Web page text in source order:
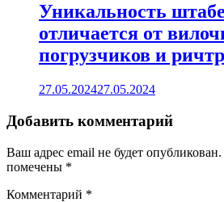
Уникальность
отличается от
погрузчиков и
27.05.202427.05.2024
Добавить комментарий
Ваш адрес email не будет опубликован.
помечены *
Комментарий *